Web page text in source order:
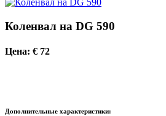
Коленвал на DG 590
Цена: € 72
Дополнительные характеристики: